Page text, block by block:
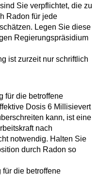
Sie verpflichtet, die zu
Radon für jede
Legen Sie diese
Regierungspräsidium
ist zurzeit nur schriftlich
für die betroffene
Dosis 6 Millisievert
kann, ist eine
nach
notwendig. Halten Sie
durch Radon so
für die betroffene